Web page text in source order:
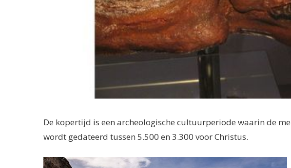
De kopertijd is een archeologische cultuurperiode waarin de
wordt gedateerd tussen 5.500 en 3.300 voor Christus.